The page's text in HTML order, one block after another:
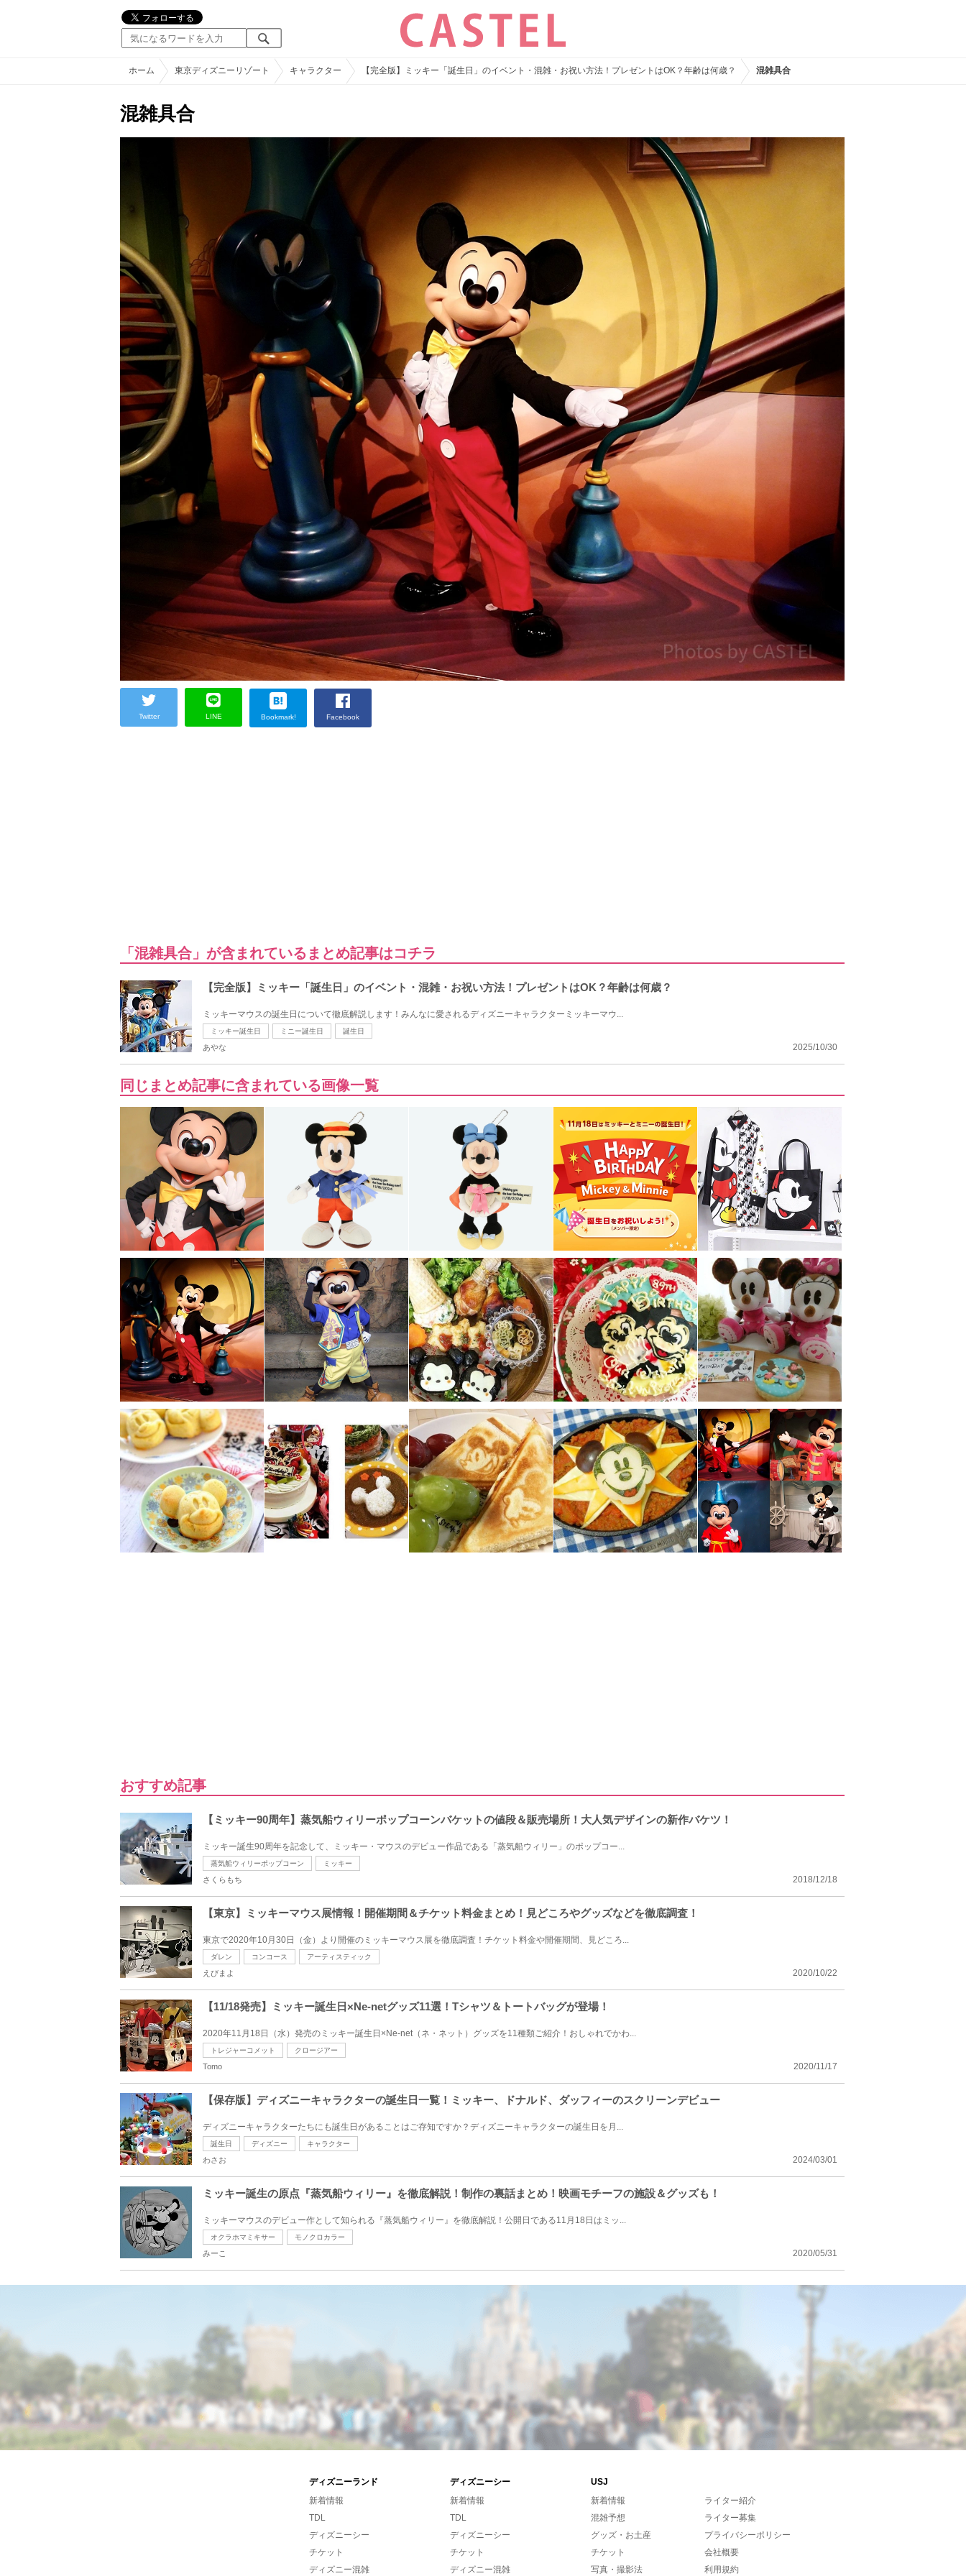
ホーム 東京ディズニーリゾート キャラクター 【完全版】ミッキー「誕生日」のイベント・混雑・お祝い方法！プレゼントはOK？年齢は何歳？ 混雑具合
混雑具合
Twitter LINE Bookmark! Facebook
「混雑具合」が含まれているまとめ記事はコチラ
【完全版】ミッキー「誕生日」のイベント・混雑・お祝い方法！プレゼントはOK？年齢は何歳？
ミッキーマウスの誕生日について徹底解説します！みんなに愛されるディズニーキャラクターミッキーマウ...
ミッキー誕生日 ミニー誕生日 誕生日
2025/10/30
あやな
同じまとめ記事に含まれている画像一覧
おすすめ記事
【ミッキー90周年】蒸気船ウィリーポップコーンバケットの値段＆販売場所！大人気デザインの新作バケツ！
ミッキー誕生90周年を記念して、ミッキー・マウスのデビュー作品である「蒸気船ウィリー」のポップコー...
蒸気船ウィリーポップコーン ミッキー
2018/12/18
さくらもち
【東京】ミッキーマウス展情報！開催期間＆チケット料金まとめ！見どころやグッズなどを徹底調査！
東京で2020年10月30日（金）より開催のミッキーマウス展を徹底調査！チケット料金や開催期間、見どころ...
ダレン コンコース アーティスティック
2020/10/22
えびまよ
【11/18発売】ミッキー誕生日×Ne-netグッズ11選！Tシャツ＆トートバッグが登場！
2020年11月18日（水）発売のミッキー誕生日×Ne-net（ネ・ネット）グッズを11種類ご紹介！おしゃれでかわ...
トレジャーコメット クロージアー
2020/11/17
Tomo
【保存版】ディズニーキャラクターの誕生日一覧！ミッキー、ドナルド、ダッフィーのスクリーンデビュー
ディズニーキャラクターたちにも誕生日があることはご存知ですか？ディズニーキャラクターの誕生日を月...
誕生日 ディズニー キャラクター
2024/03/01
わさお
ミッキー誕生の原点『蒸気船ウィリー』を徹底解説！制作の裏話まとめ！映画モチーフの施設＆グッズも！
ミッキーマウスのデビュー作として知られる『蒸気船ウィリー』を徹底解説！公開日である11月18日はミッ...
オクラホマミキサー モノクロカラー
2020/05/31
みーこ
ディズニーランド ディズニーシー
USJ
新着情報
TDL
ディズニーシー
チケット
ディズニー混雑
新着情報
TDL
ディズニーシー
チケット
ディズニー混雑
新着情報
混雑予想
グッズ・お土産
チケット
写真・撮影法
ライター紹介
ライター募集
プライバシーポリシー
会社概要
利用規約